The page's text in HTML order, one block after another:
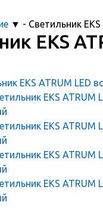
▼ - Светильник
EKS